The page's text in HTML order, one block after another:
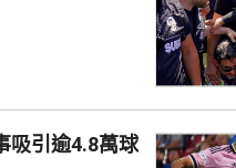
拉布宗是土耳其